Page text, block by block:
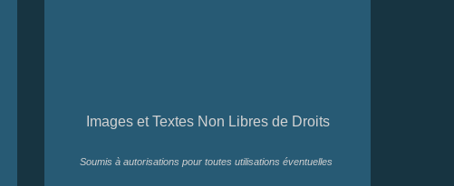
Images et Textes Non Libres de Droits
Soumis à autorisations pour toutes utilisations éventuelles